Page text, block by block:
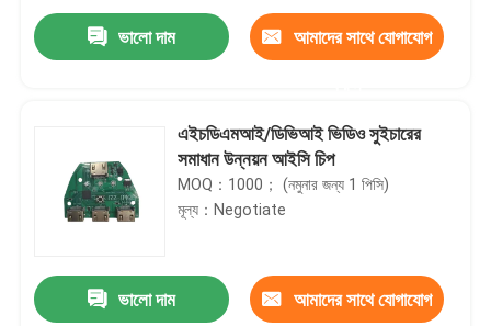
আমাদের সম্পর্কে
ভালো দাম আমাদের সাথে যোগাযোগ
এইচডিএমআই/ডিভিআই ভিডিও সুইচারের
সমাধান উন্নয়ন আইসি চিপ
MOQ：1000； (নমুনার জন্য 1 পিসি)
মূল্য：Negotiate
ভালো দাম আমাদের সাথে যোগাযোগ
কাস্টম পাওয়ার ম্যানেজমেন্ট চিপ পাওয়ার চিপ ইন্টিগ্রেটেড সার্কিট ডিজাইন উন্নয়নশীল